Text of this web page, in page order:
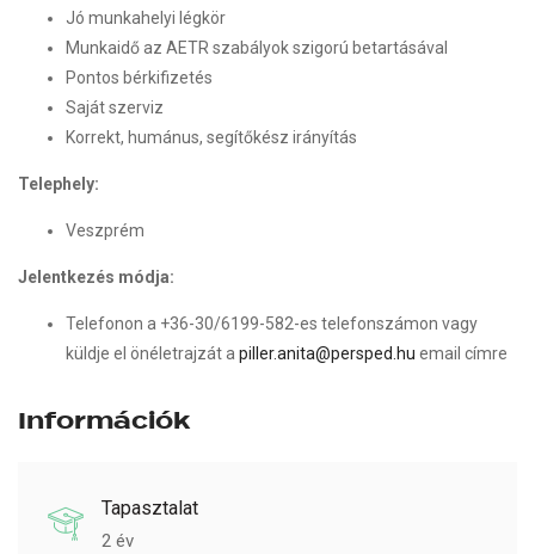
Jó munkahelyi légkör
Munkaidő az AETR szabályok szigorú betartásával
Pontos bérkifizetés
Saját szerviz
Korrekt, humánus, segítőkész irányítás
Telephely:
Veszprém
Jelentkezés módja:
Telefonon a +36-30/6199-582-es telefonszámon vagy
küldje el önéletrajzát apiller.anita@persped.hu email címre
Információk
Tapasztalat
2 év